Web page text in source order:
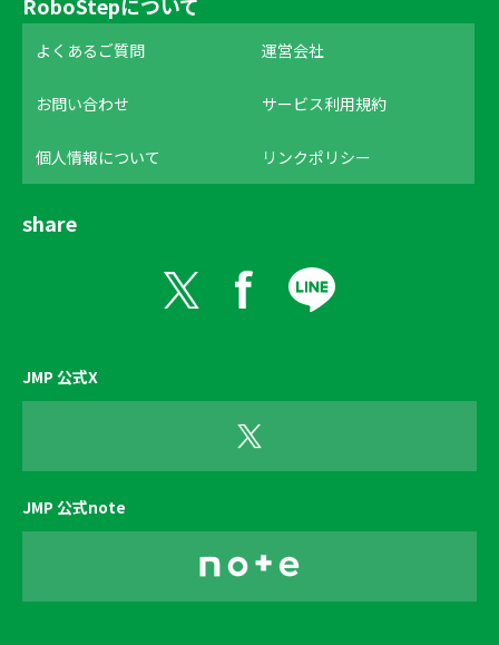
RoboStepについて
よくあるご質問 運営会社
お問い合わせ サービス利用規約
個人情報について リンクポリシー
share
JMP 公式X
JMP 公式note